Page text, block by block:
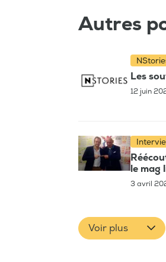
Autres
Les
12 juin
le mag
3 avril
Voir plus